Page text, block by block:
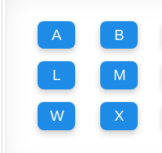
A B
L M
W X